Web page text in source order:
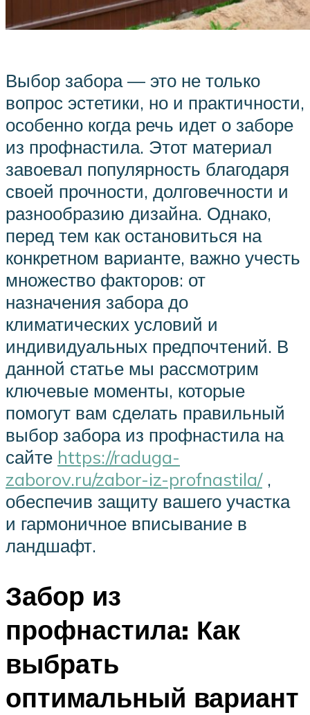
Выбор забора — это не только
вопрос эстетики, но и практичности,
особенно когда речь идет о заборе
из профнастила. Этот материал
завоевал популярность благодаря
своей прочности, долговечности и
разнообразию дизайна. Однако,
перед тем как остановиться на
конкретном варианте, важно учесть
множество факторов: от
назначения забора до
климатических условий и
индивидуальных предпочтений. В
данной статье мы рассмотрим
ключевые моменты, которые
помогут вам сделать правильный
выбор забора из профнастила на
сайте https://raduga-
zaborov.ru/zabor-iz-profnastila/,
обеспечив защиту вашего участка
и гармоничное вписывание в
ландшафт.
Забор из
профнастила: Как
выбрать
оптимальный вариант